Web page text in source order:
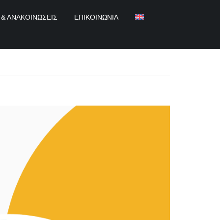
ΑΝΑΚΟΙΝΏΣΕΙΣ ΕΠΙΚΟΙΝΩΝΊΑ